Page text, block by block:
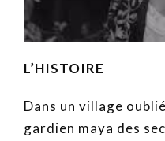
L’HISTOIRE
Dans un village
gardien maya des